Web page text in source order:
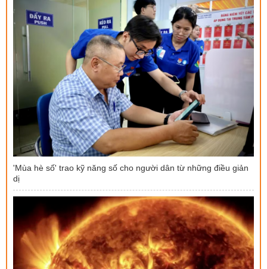
'Mùa hè số' trao kỹ năng số cho người dân từ những điều giản
dị